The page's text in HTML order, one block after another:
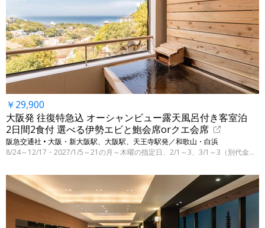
￥29,900
大阪発 往復特急込 オーシャンビュー露天風呂付き客室泊
2日間2食付 選べる伊勢エビと鮑会席orクエ会席
阪急交通社 • 大阪・新大阪駅、大阪駅、天王寺駅発／和歌山・白浜
8/24～12/17・2027/1/5～21の月～木曜の指定日、2/1～3、3/1～3（別代金にて3/31まで）